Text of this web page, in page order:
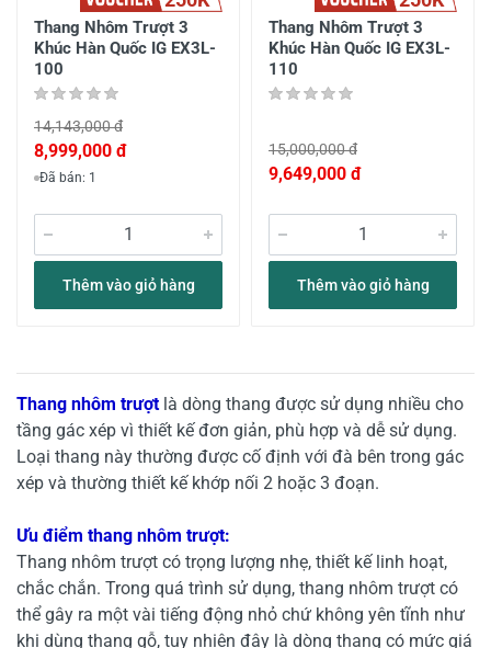
Thang Nhôm Trượt 3
Khúc Hàn Quốc IG EX3L-
100
14,143,000 đ
8,999,000 đ
Đã bán: 1
Thêm vào giỏ hàng
Thang Nhôm Trượt 3
Khúc Hàn Quốc IG EX3L-
110
15,000,000 đ
9,649,000 đ
Thêm vào giỏ hàng
Thang nhôm trượt là dòng thang được sử dụng nhiều cho
tầng gác xép vì thiết kế đơn giản, phù hợp và dễ sử dụng.
Loại thang này thường được cố định với đà bên trong gác
xép và thường thiết kế khớp nối 2 hoặc 3 đoạn.
Ưu điểm thang nhôm trượt:
Thang nhôm trượt có trọng lượng nhẹ, thiết kế linh hoạt,
chắc chắn. Trong quá trình sử dụng, thang nhôm trượt có
thể gây ra một vài tiếng động nhỏ chứ không yên tĩnh như
khi dùng thang gỗ, tuy nhiên đây là dòng thang có mức giá